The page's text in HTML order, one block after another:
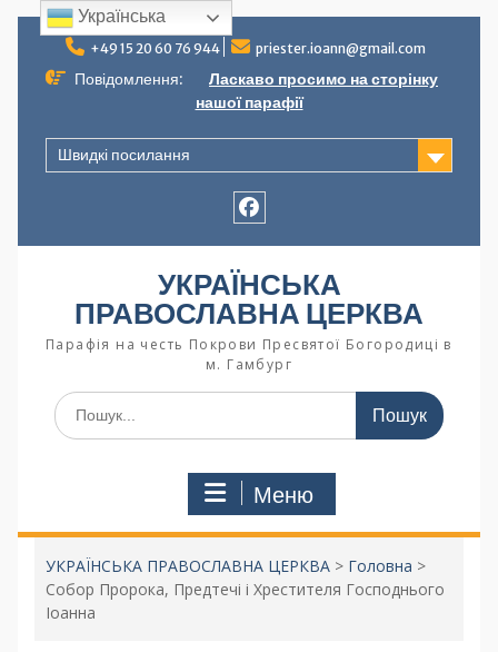
+49 15 20 60 76 944 priester.ioann@gmail.com
Повідомлення:
Ласкаво просимо на сторінку
нашої парафії
Швидкі посилання
УКРАЇНСЬКА
ПРАВОСЛАВНА ЦЕРКВА
Парафія на честь Покрови Пресвятої Богородиці в
м. Гамбург
Меню
УКРАЇНСЬКА ПРАВОСЛАВНА ЦЕРКВА> Головна >
Собор Пророка, Предтечі і Хрестителя Господнього
Іоанна
Українська